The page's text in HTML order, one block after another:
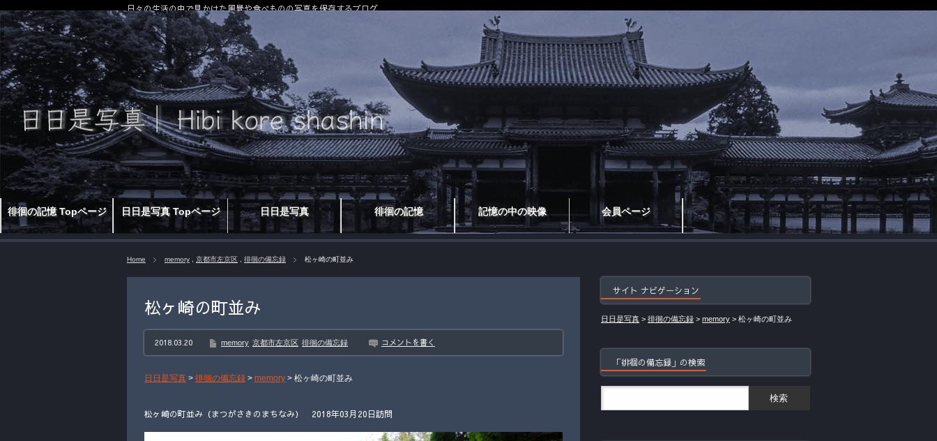
徘徊の記憶 Topページ 日日是写真 Topページ 日日是写真 徘徊の記憶 記憶の中の映像 会員ページ
日々の生活の中で見かけた風景や食べものの写真を保存するブログ
Home memory 京都市左京区 徘徊の備忘録 松ヶ崎の町並み
松ヶ崎の町並み
2018.03.20 memory 京都市左京区 徘徊の備忘録 コメントを書く
日日是写真 > 徘徊の備忘録 > memory > 松ヶ崎の町並み
松ヶ崎の町並み（まつがさきのまちなみ） 2018年03月20日訪問
サイト ナビゲーション
日日是写真 > 徘徊の備忘録 > memory > 松ヶ崎の町並み
「徘徊の備忘録」の検索